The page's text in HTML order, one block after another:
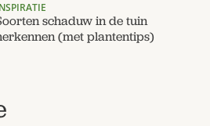
schaduw in de tuin
(met plantentips)